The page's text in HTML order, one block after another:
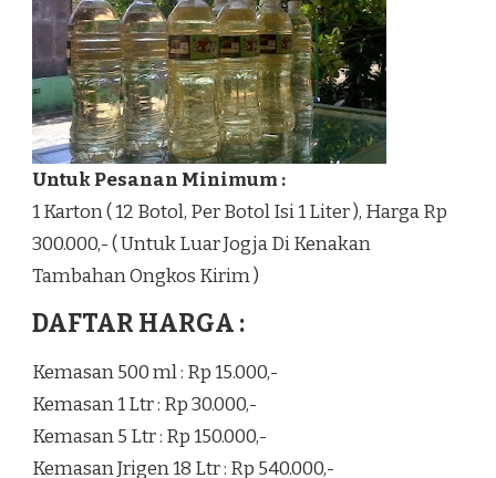
Untuk Pesanan Minimum :
1 Karton ( 12 Botol, Per Botol Isi 1 Liter ), Harga Rp
300.000,- ( Untuk Luar Jogja Di Kenakan
Tambahan Ongkos Kirim )
DAFTAR HARGA :
Kemasan 500 ml : Rp 15.000,-
Kemasan 1 Ltr : Rp 30.000,-
Kemasan 5 Ltr : Rp 150.000,-
Kemasan Jrigen 18 Ltr : Rp 540.000,-